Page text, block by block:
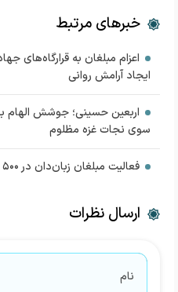
خبرهای مرتبط
اعزام مبلغان به قرارگاه‌های
ایجاد آرامش روانی
اربعین حسینی؛ جوشش
سوی نجات غزه مظلوم
فعالیت مبلغان زبان‌دان در ۵۰۰ موکب اربعینی عراق
ارسال نظرات